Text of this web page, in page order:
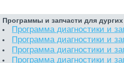
Программы и запчасти для
Программа диагностики и
Программа диагностики и
Программа диагностики и
Программа диагностики и